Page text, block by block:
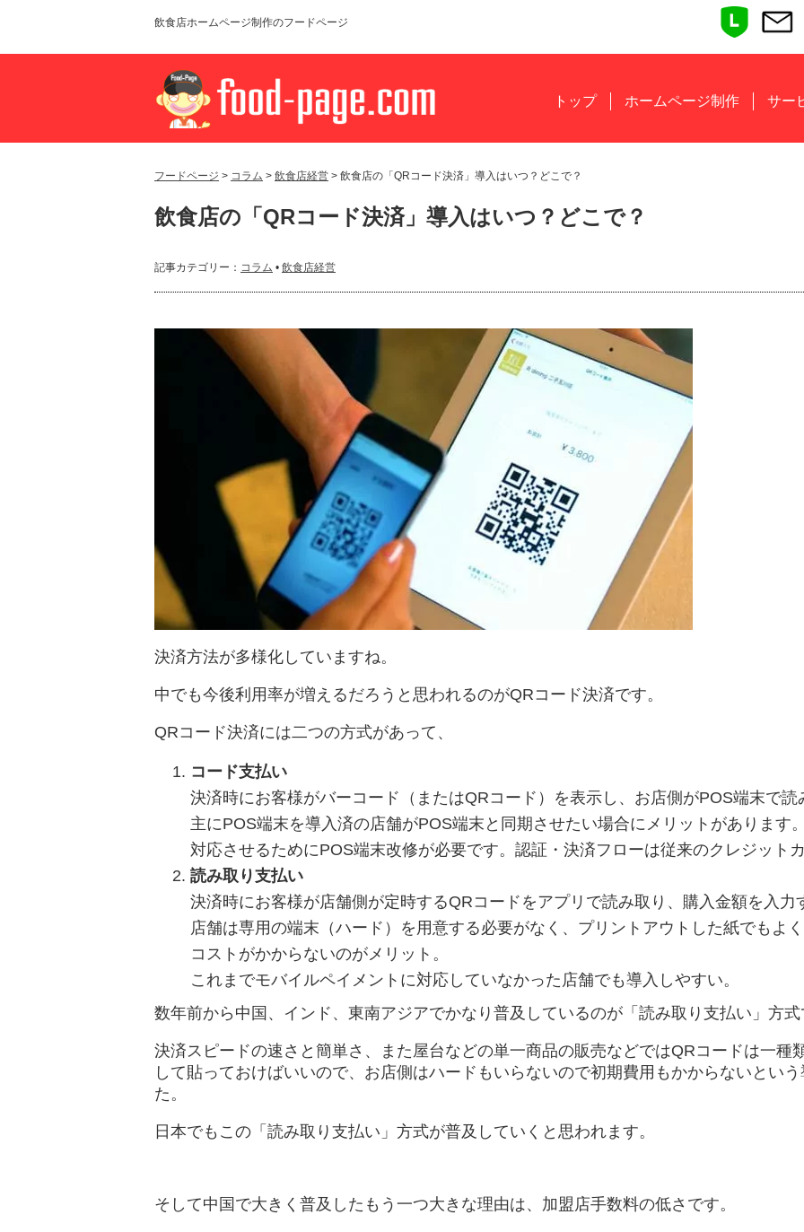
飲食店ホームページ制作のフードページ
トップ ホームページ制作 サー
フードページ > コラム > 飲食店経営 > 飲食店の「QRコード決済」導入はいつ？どこで？
飲食店の「QRコード決済」導入はいつ？どこで？
記事カテゴリー： コラム • 飲食店経営
決済方法が多様化していますね。
中でも今後利用率が増えるだろうと思われるのがQRコード決済です。
QRコード決済には二つの方式があって、
コード支払い
決済時にお客様がバーコード（またはQRコード）を表示し、お店側がPOS端末で読
主にPOS端末を導入済の店舗がPOS端末と同期させたい場合にメリットがあります
対応させるためにPOS端末改修が必要です。認証・決済フローは従来のクレジット
読み取り支払い
決済時にお客様が店舗側が定時するQRコードをアプリで読み取り、購入金額を入力
店舗は専用の端末（ハード）を用意する必要がなく、プリントアウトした紙でもよ
コストがかからないのがメリット。
これまでモバイルペイメントに対応していなかった店舗でも導入しやすい。
数年前から中国、インド、東南アジアでかなり普及しているのが「読み取り支払い」方
決済スピードの速さと簡単さ、また屋台などの単一商品の販売などではQRコードは一種
して貼っておけばいいので、お店側はハードもいらないので初期費用もかからないとい
た。
日本でもこの「読み取り支払い」方式が普及していくと思われます。
そして中国で大きく普及したもう一つ大きな理由は、加盟店手数料の低さです。